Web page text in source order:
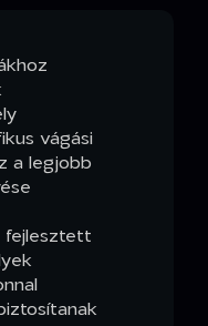
vágási
a legjobb
fejlesztett